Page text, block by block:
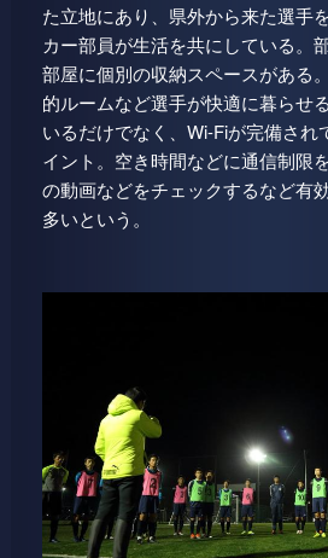
た立地にあり、県外から来た選手
カー部員が生活を共にしている。
部屋に個別の収納スペースがある
的ルームなど選手が快適に暮らせ
いるだけでなく、Wi-Fiが完備され
イント。空き時間などに通信制限
の動画などをチェックするなど有
多いという。